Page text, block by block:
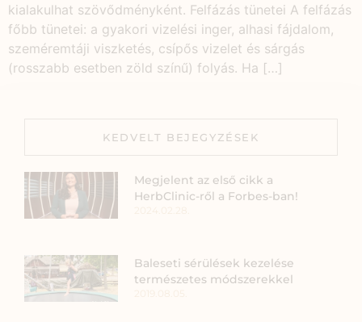
kialakulhat szövődményként. Felfázás tünetei A felfázás
főbb tünetei: a gyakori vizelési inger, alhasi fájdalom,
szeméremtáji viszketés, csípős vizelet és sárgás
(rosszabb esetben zöld színű) folyás. Ha […]
KEDVELT BEJEGYZÉSEK
Megjelent az első cikk a
HerbClinic-ről a Forbes-ban!
Baleseti sérülések kezelése
természetes módszerekkel